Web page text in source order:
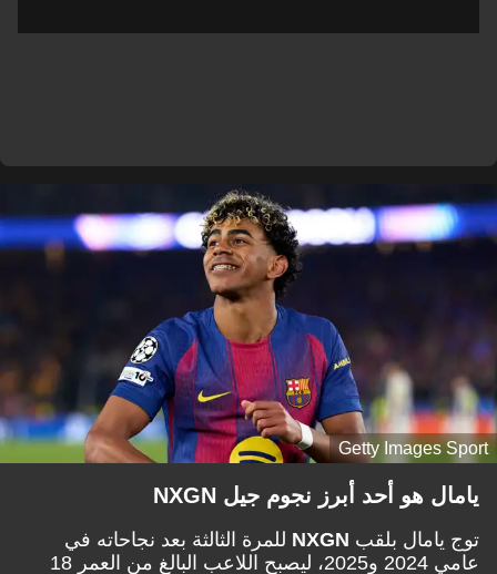
Getty Images Sport
يامال هو أحد أبرز نجوم جيل NXGN
توج يامال بلقب NXGN للمرة الثالثة بعد نجاحاته في
عامي 2024 و2025، ليصبح اللاعب البالغ من العمر 18